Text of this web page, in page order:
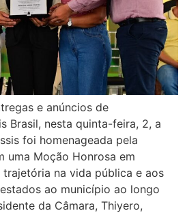
e anúncios de
Brasil, nesta quinta-feira, 2, a
foi homenageada pela
uma Moção Honrosa em
trajetória na vida pública e aos
ao município ao longo
da Câmara, Thiyero,